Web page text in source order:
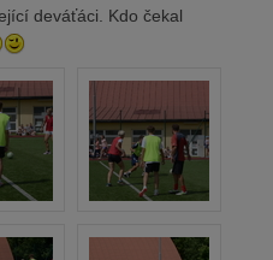
deváťáci. Kdo čekal